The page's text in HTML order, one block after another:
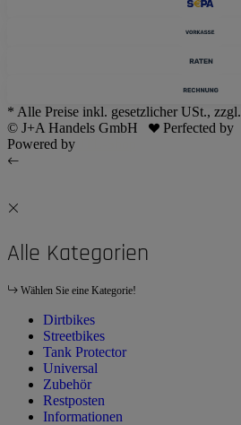
* Alle Preise inkl. gesetzlicher USt., zzgl.
© J+A Handels GmbH
Perfected by
Powered by
Alle Kategorien
Wählen Sie eine Kategorie!
Dirtbikes
Streetbikes
Tank Protector
Universal
Zubehör
Restposten
Informationen